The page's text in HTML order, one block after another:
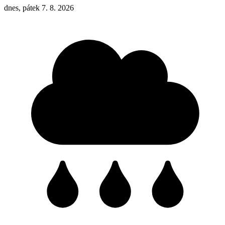
dnes, pátek 7. 8. 2026